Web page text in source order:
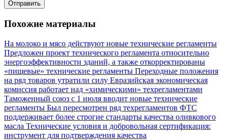
Отправить
Похожие материалы
На молоко и мясо действуют новые технические регламенты
Предложен проект технического регламента относительно
энергоэффективности зданий, а также откорректированы
«пищевые» технические регламенты Переходные положения
на ряд товаров утратили силу Евразийская экономическая
комиссия работает над «химическими» техрегламентами
Таможенный союз с 1 июля вводит новые технические
регламенты Был пересмотрен ряд техрегламентов ФТС
поддерживает более строгие стандарты качества оливкового
масла Технические условия и добровольная сертификация:
инструмент для подтверждения качества